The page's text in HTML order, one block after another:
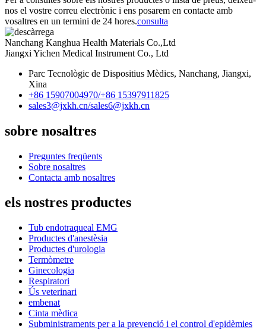
nos el vostre correu electrònic i ens posarem en contacte amb
vosaltres en un termini de 24 hores.consulta
Nanchang Kanghua Health Materials Co.,Ltd
Jiangxi Yichen Medical Instrument Co., Ltd
Parc Tecnològic de Dispositius Mèdics, Nanchang, Jiangxi,
Xina
+86 15907004970/+86 15397911825
sales3@jxkh.cn/sales6@jxkh.cn
sobre nosaltres
Preguntes freqüents
Sobre nosaltres
Contacta amb nosaltres
els nostres productes
Tub endotraqueal EMG
Productes d'anestèsia
Productes d'urologia
Termòmetre
Ginecologia
Respiratori
Ús veterinari
embenat
Cinta mèdica
Subministraments per a la prevenció i el control d'epidèmies